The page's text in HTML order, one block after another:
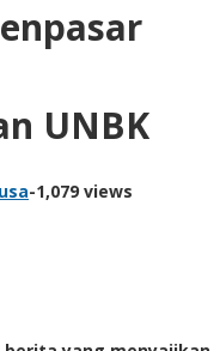
UNBK
-1,079 views